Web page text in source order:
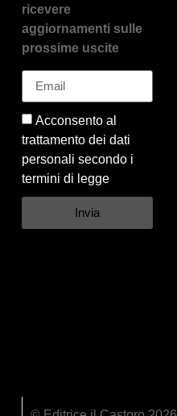
ricevere
aggiornamenti sulle
prossime uscite
Acconsento al
trattamento dei dati
personali secondo i
termini di legge
Invia